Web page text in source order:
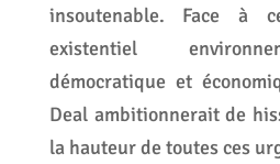
insoutenable. Face à
existentiel
démocratique et
Deal ambitionnerait de
la hauteur de toutes ces